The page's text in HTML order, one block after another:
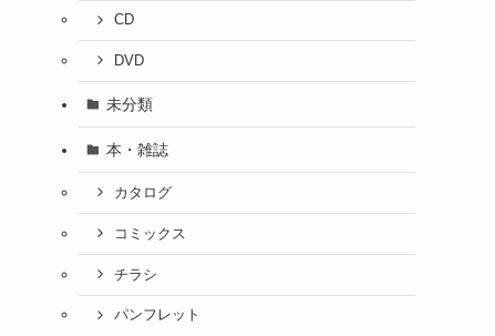
CD
DVD
未分類
本・雑誌
カタログ
コミックス
チラシ
パンフレット